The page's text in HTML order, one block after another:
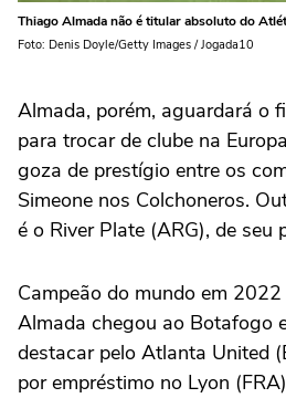
Thiago Almada não é titular absoluto do
Foto: Denis Doyle/Getty Images / Jogada10
Almada, porém, aguardará o
para trocar de clube na
goza de prestígio entre os
Simeone nos Colchoneros.
é o River Plate (ARG), de seu
Campeão do mundo em
Almada chegou ao Botafogo
destacar pelo Atlanta United
por empréstimo no Lyon